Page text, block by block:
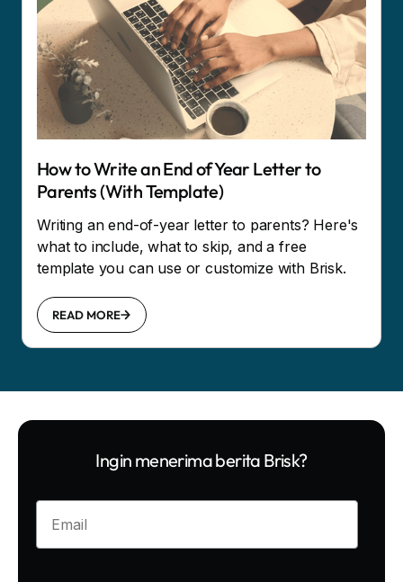
How to Write an End of Year Letter to
Parents (With Template)
Writing an end-of-year letter to parents? Here's
what to include, what to skip, and a free
template you can use or customize with Brisk.
READ MORE
Ingin menerima berita Brisk?
Enter your email